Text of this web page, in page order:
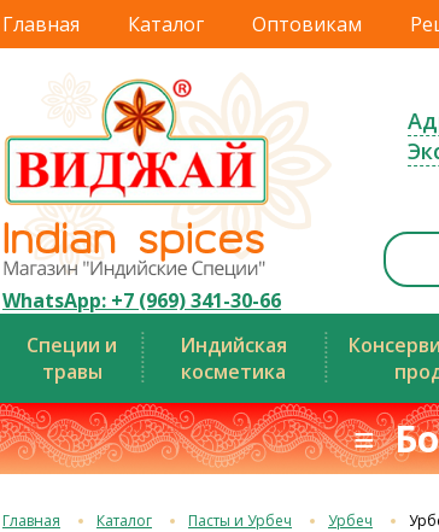
Главная Каталог Оптовикам
WhatsApp: +7 (969) 341-30-66
Специи и
травы
Индийская
косметика
≡
Главная Каталог Пасты и Урбеч Урбеч